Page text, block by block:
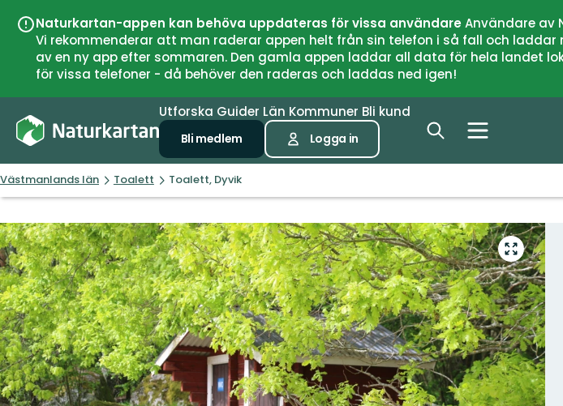
Naturkartan-appen kan behöva uppdateras för vissa användareAnvändare av
Vi rekommenderar att man raderar appen helt från sin telefon i så fall och
av en ny app efter sommaren. Den gamla appen laddar all data för hela landet
för vissa telefoner - då behöver den raderas och laddas ned igen!
Utforska Guider Län Kommuner Bli kund
Bli medlem Logga in
Västmanlands län Toalett Toalett, Dyvik
Gå
till